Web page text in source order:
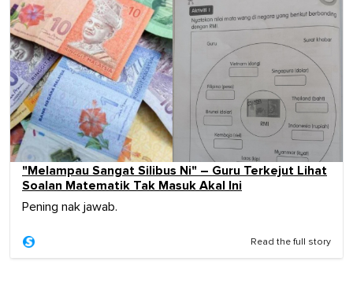
"Melampau Sangat Silibus Ni" – Guru Terkejut Lihat
Soalan Matematik Tak Masuk Akal Ini
Pening nak jawab.
Read the full story